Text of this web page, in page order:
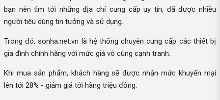
bạn nên tìm tới những địa chỉ cung cấp uy tín, đã được nhiều
người tiêu dùng tin tưởng và sử dụng.
Trong đó, sonha.net.vn là hệ thống chuyên cung cấp các thiết bị
gia đình chính hãng với mức giá vô cùng cạnh tranh.
Khi mua sản phẩm, khách hàng sẽ được nhận mức khuyến mại
lên tới 28% - giảm giá tới hàng triệu đồng.